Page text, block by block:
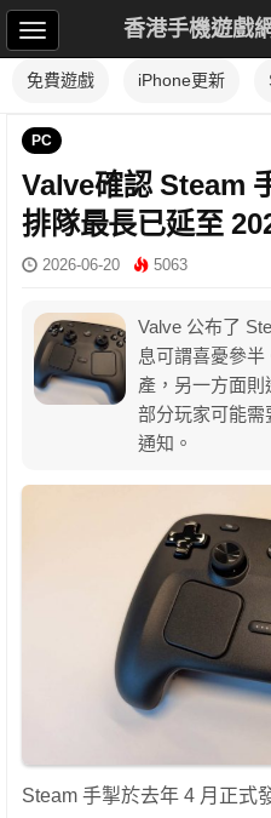
香港手機遊戲
免費遊戲 iPhone更新
PC
Valve確認 Steam
排隊最長已延至
2026-06-20 5063
Valve 公布了
息可謂喜憂參
產，另一方面則
部分玩家可能需
通知。
Steam 手掣於去年 4 月正式